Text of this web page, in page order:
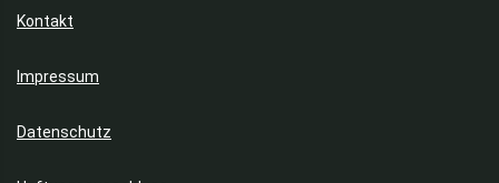
Kontakt
Impressum
Datenschutz